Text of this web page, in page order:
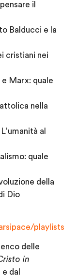
il
Balducci e la
cristiani nei
Marx: quale
nella
al
quale
della
Dio
playlists
delle
in
dal